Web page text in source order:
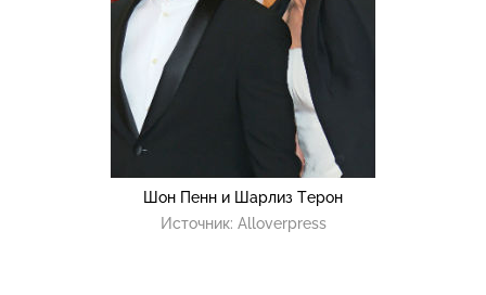
Шон Пенн и Шарлиз Терон
Источник: Alloverpress